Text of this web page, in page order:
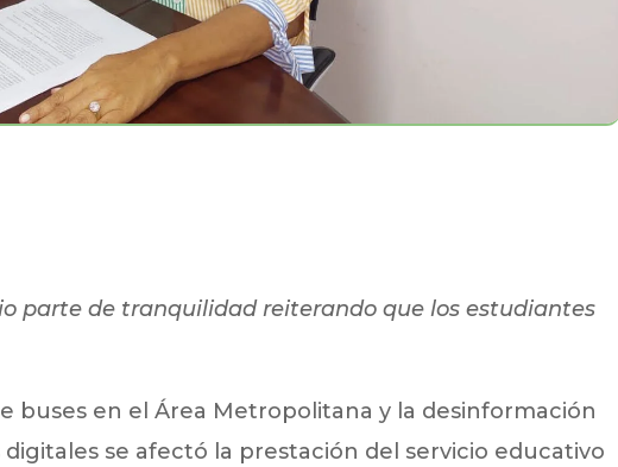
parte de tranquilidad reiterando que los estudiantes
buses en el Área Metropolitana y la desinformación
se afectó la prestación del servicio educativo